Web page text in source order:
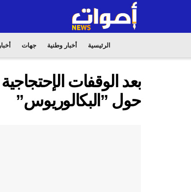
الرئيسية أخبار وطنية جهات
بعد الوقفات
حول ”البكالوريوس”